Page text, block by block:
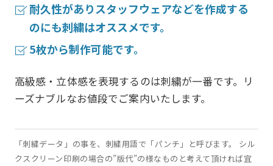
耐久性がありスタッフウェアなどを作成する
のにも刺繍はオススメです。
5枚から制作可能です。
高級感・立体感を表現するのは刺繍が一番です。 リ
ーズナブルなお値段でご案内いたします。
「刺繍データ」の事を、刺繍用語で「パンチ」と呼びます。 シル
クスクリーン印刷の場合の”版代”の様なものと考えて頂ければ宜